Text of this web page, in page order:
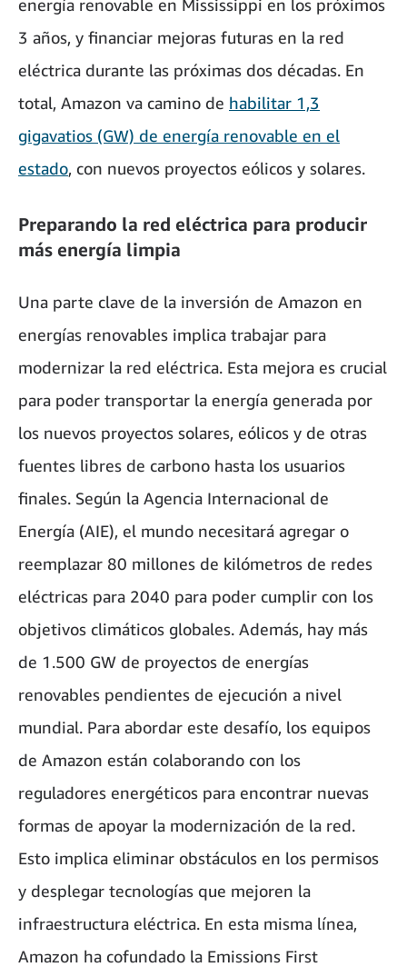
energía renovable en Mississippi en los próximos
3 años, y financiar mejoras futuras en la red
eléctrica durante las próximas dos décadas. En
total, Amazon va camino de habilitar 1,3
gigavatios (GW) de energía renovable en el
estado, con nuevos proyectos eólicos y solares.
Preparando la red eléctrica para producir
más energía limpia
Una parte clave de la inversión de Amazon en
energías renovables implica trabajar para
modernizar la red eléctrica. Esta mejora es crucial
para poder transportar la energía generada por
los nuevos proyectos solares, eólicos y de otras
fuentes libres de carbono hasta los usuarios
finales. Según la Agencia Internacional de
Energía (AIE), el mundo necesitará agregar o
reemplazar 80 millones de kilómetros de redes
eléctricas para 2040 para poder cumplir con los
objetivos climáticos globales. Además, hay más
de 1.500 GW de proyectos de energías
renovables pendientes de ejecución a nivel
mundial. Para abordar este desafío, los equipos
de Amazon están colaborando con los
reguladores energéticos para encontrar nuevas
formas de apoyar la modernización de la red.
Esto implica eliminar obstáculos en los permisos
y desplegar tecnologías que mejoren la
infraestructura eléctrica. En esta misma línea,
Amazon ha cofundado la Emissions First